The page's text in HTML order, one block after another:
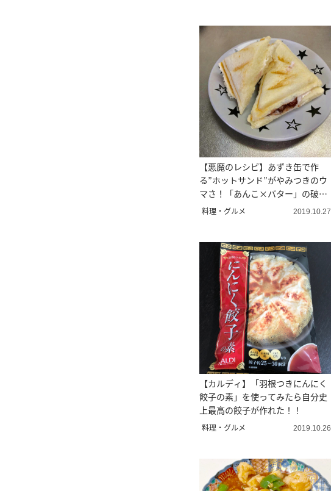
【悪魔のレシピ】あずき缶で作
る”ホットサンド”がやみつきのウ
マさ！「あんこ×バター」の破壊
力すごい
料理・グルメ 2019.10.27
【カルディ】「羽根つきにんにく
餃子の素」を使ってみたら自分史
上最高の餃子が作れた！！
料理・グルメ 2019.10.26